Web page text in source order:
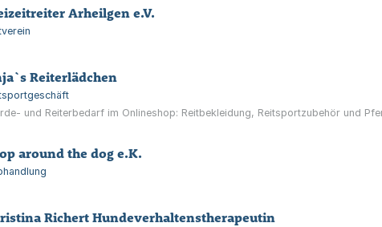
Arheilgen e.V.
Reiterlädchen
und Reiterbedarf im Onlineshop: Reitbekleidung, Reitsportzubehör und
around the dog e.K.
Richert Hundeverhaltenstherapeutin